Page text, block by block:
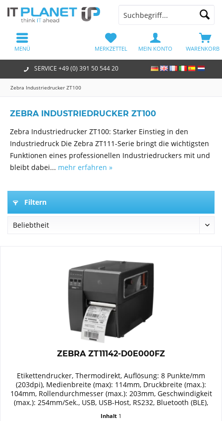
SERVICE +49 (0) 391 50 544 20
WARENKORB
MERKZETTEL MEIN KONTO
MENÜ
Zebra Industriedrucker ZT100
ZEBRA INDUSTRIEDRUCKER ZT100
Zebra Industriedrucker ZT100: Starker Einstieg in den
Industriedruck Die Zebra ZT111-Serie bringt die wichtigsten
Funktionen eines professionellen Industriedruckers mit und
bleibt dabei... mehr erfahren »
Filtern
ZEBRA ZT11142-D0E000FZ
Etikettendrucker, Thermodirekt, Auflösung: 8 Punkte/mm
(203dpi), Medienbreite (max): 114mm, Druckbreite (max.):
104mm, Rollendurchmesser (max.): 203mm, Geschwindigkeit
(max.): 254mm/Sek., USB, USB-Host, RS232, Bluetooth (BLE),
Inhalt 1